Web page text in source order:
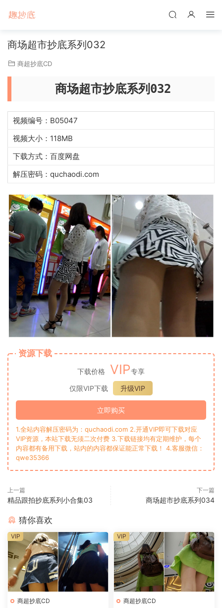
商场超市抄底系列032
商超抄底CD
商场超市抄底系列032
视频编号：B05047
视频大小：118MB
下载方式：百度网盘
解压密码：quchaodi.com
资源下载
下载价格 VIP专享
仅限VIP下载
升级VIP
立即购买
1.全站内容解压密码为：quchaodi.com 2.开通VIP即可下载对应
VIP资源，本站下载无须二次付费 3.下载链接均有定期维护，每个
内容都有备用下载，站内的内容都保证能正常下载！ 4.客服微信：
qwe35366
上一篇
精品跟拍抄底系列小合集03
下一篇
商场超市抄底系列034
猜你喜欢
商超抄底CD
VIP
商超抄底CD
VIP